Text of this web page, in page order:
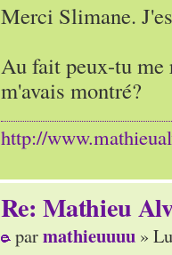
Merci Slimane.
Au fait peux-tu me
m'avais montré?
http://
Re: Mathieu
parmathieuuuu »